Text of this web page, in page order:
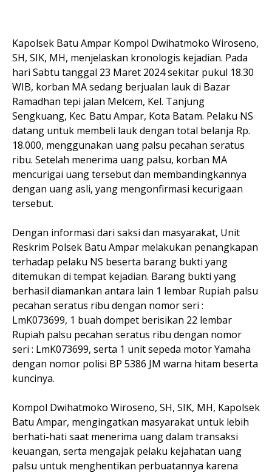
Kapolsek Batu Ampar Kompol Dwihatmoko Wiroseno,
SH, SIK, MH, menjelaskan kronologis kejadian. Pada
hari Sabtu tanggal 23 Maret 2024 sekitar pukul 18.30
WIB, korban MA sedang berjualan lauk di Bazar
Ramadhan tepi jalan Melcem, Kel. Tanjung
Sengkuang, Kec. Batu Ampar, Kota Batam. Pelaku NS
datang untuk membeli lauk dengan total belanja Rp.
18.000, menggunakan uang palsu pecahan seratus
ribu. Setelah menerima uang palsu, korban MA
mencurigai uang tersebut dan membandingkannya
dengan uang asli, yang mengonfirmasi kecurigaan
tersebut.
Dengan informasi dari saksi dan masyarakat, Unit
Reskrim Polsek Batu Ampar melakukan penangkapan
terhadap pelaku NS beserta barang bukti yang
ditemukan di tempat kejadian. Barang bukti yang
berhasil diamankan antara lain 1 lembar Rupiah palsu
pecahan seratus ribu dengan nomor seri :
LmK073699, 1 buah dompet berisikan 22 lembar
Rupiah palsu pecahan seratus ribu dengan nomor
seri : LmK073699, serta 1 unit sepeda motor Yamaha
dengan nomor polisi BP 5386 JM warna hitam beserta
kuncinya.
Kompol Dwihatmoko Wiroseno, SH, SIK, MH, Kapolsek
Batu Ampar, mengingatkan masyarakat untuk lebih
berhati-hati saat menerima uang dalam transaksi
keuangan, serta mengajak pelaku kejahatan uang
palsu untuk menghentikan perbuatannya karena